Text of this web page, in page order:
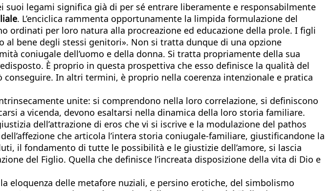
legami significa già di per sé entrare liberamente e responsabilmente
. L’enciclica rammenta opportunamente la limpida formulazione del
ordinati per loro natura alla procreazione ed educazione della prole. I figli
bene degli stessi genitori». Non si tratta dunque di una opzione
coniugale dell’uomo e della donna. Si tratta propriamente della sua
È proprio in questa prospettiva che esso definisce la qualità del
In altri termini, è proprio nella coerenza intenzionale e pratica
unite: si comprendono nella loro correlazione, si definiscono
a vicenda, devono esaltarsi nella dinamica della loro storia familiare.
dell’attrazione di eros che vi si iscrive e la modulazione del pathos
che articola l’intera storia coniugale-familiare, giustificandone la
il fondamento di tutte le possibilità e le giustizie dell’amore, si lascia
del Figlio. Quella che definisce l’increata disposizione della vita di Dio e
eloquenza delle metafore nuziali, e persino erotiche, del simbolismo